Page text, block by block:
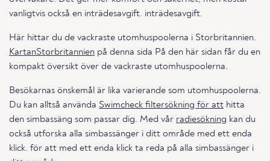
vanligtvis också en inträdesavgift. inträdesavgift.
Här hittar du de vackraste utomhuspoolerna i Storbritannien.
KartanStorbritannien på denna sida På den här sidan får du en
kompakt översikt över de vackraste utomhuspoolerna.
Besökarnas önskemål är lika varierande som utomhuspoolerna.
Du kan alltså använda Swimcheck filtersökning för att hitta
den simbassäng som passar dig. Med vår radiesökning kan du
också utforska alla simbassänger i ditt område med ett enda
klick. för att med ett enda klick ta reda på alla simbassänger i